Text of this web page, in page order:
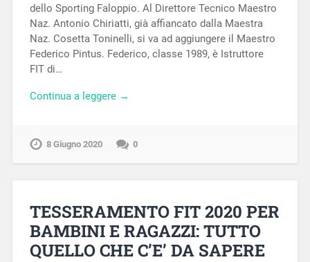
dello Sporting Faloppio. Al Direttore Tecnico Maestro
Naz. Antonio Chiriatti, già affiancato dalla Maestra
Naz. Cosetta Toninelli, si va ad aggiungere il Maestro
Federico Pintus. Federico, classe 1989, è Istruttore
FIT di…
Continua a leggere →
8 Giugno 2020 0
TESSERAMENTO FIT 2020 PER
BAMBINI E RAGAZZI: TUTTO
QUELLO CHE C’E’ DA SAPERE